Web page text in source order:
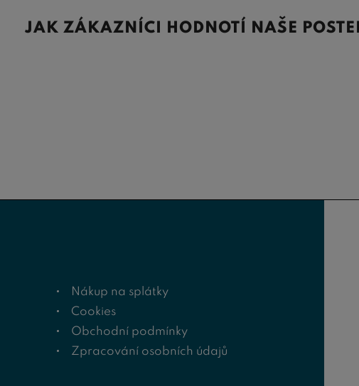
JAK ZÁKAZNÍCI HODNOTÍ NAŠE
Nákup na splátky
Cookies
Obchodní podmínky
Zpracování osobních údajů